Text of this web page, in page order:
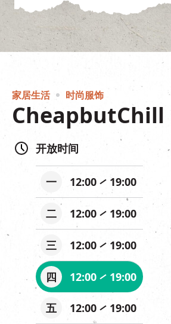
家居生活 时尚服饰
CheapbutChill
开放时间
一 12:00 19:00
二 12:00 19:00
三 12:00 19:00
四 12:00 19:00
五 12:00 19:00